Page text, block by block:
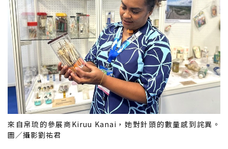
來自帛琉的參展商Kiruu Kanai，她對針頭的數量感到詫異。
圖／攝影劉祐君